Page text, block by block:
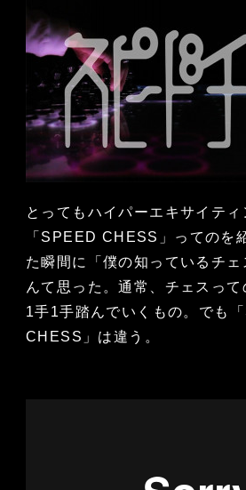
とってもハイパーエキサイティ
「SPEED CHESS」ってのを
た瞬間に「僕の知っているチ
んて思った。通常、チェスって
1手1手踏んでいくもの。でも
CHESS」は違う。